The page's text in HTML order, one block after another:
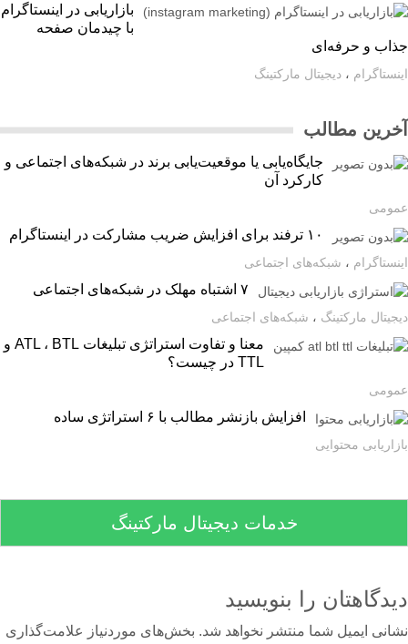
بازاریابی در اینستاگرام
با چیدمان صفحه
و حرفه‌ای
،دیجیتال مارکتینگ
مطالب
جایگاه‌یابی یا موقعیت‌یابی برند در شبکه‌های اجتماعی و
کارکرد آن
۱۰ ترفند برای افزایش ضریب مشارکت در اینستاگرام
،شبکه‌های اجتماعی
مارکتینگ،شبکه‌های اجتماعی
معنا و تفاوت استراتژی تبلیغات ATL ، BTL و
TTL در چیست؟
افزایش بازنشر مطالب با ۶ استراتژی ساده
محتوایی
خدمات دیجیتال مارکتینگ
را بنویسید
ایمیل شما منتشر نخواهد شد. بخش‌های موردنیاز علامت‌گذاری